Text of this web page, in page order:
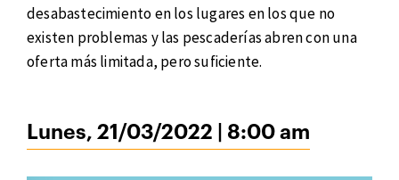
desabastecimiento en los lugares en los que no
existen problemas y las pescaderías abren con una
oferta más limitada, pero suficiente.
Lunes, 21/03/2022 | 8:00 am